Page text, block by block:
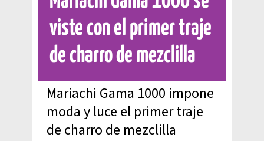
viste con el primer traje
de charro de mezclilla
Mariachi Gama 1000 impone
moda y luce el primer traje
de charro de mezclilla